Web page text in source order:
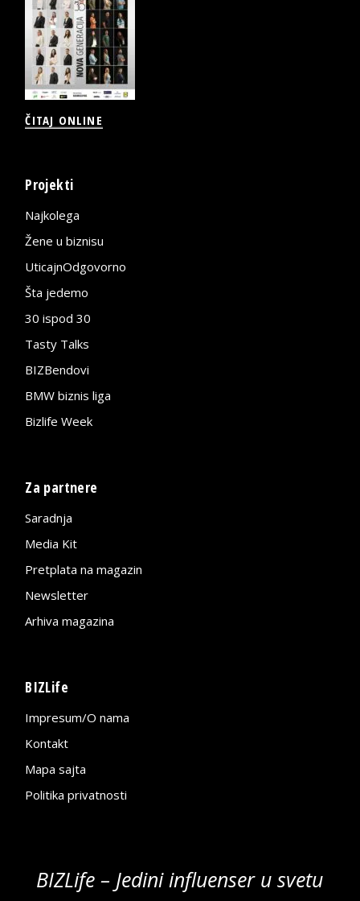
ČITAJ ONLINE
Projekti
Najkolega
Žene u biznisu
UticajnOdgovorno
Šta jedemo
30 ispod 30
Tasty Talks
BIZBendovi
BMW biznis liga
Bizlife Week
Za partnere
Saradnja
Media Kit
Pretplata na magazin
Newsletter
Arhiva magazina
BIZLife
Impresum/O nama
Kontakt
Mapa sajta
Politika privatnosti
BIZLife – Jedini influenser u svetu